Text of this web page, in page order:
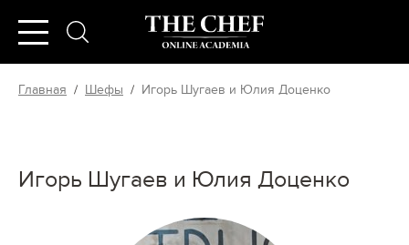
Главная / Шефы / Игорь Шугаев и Юлия Доценко
Игорь Шугаев и Юлия Доценко